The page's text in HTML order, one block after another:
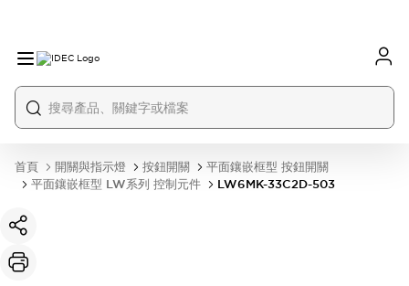
首頁 開關與指示燈 按鈕開關
平面鑲嵌框型 按鈕開關
平面鑲嵌框型 LW系列 控制元件
LW6MK-33C2D-503